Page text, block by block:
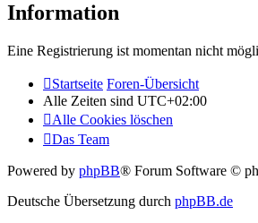
Information
Eine Registrierung ist momentan nicht
Startseite Foren-Übersicht
Alle Zeiten sind UTC+02:00
Alle Cookies löschen
Das Team
Powered by phpBB® Forum Software ©
Deutsche Übersetzung durch phpBB.de